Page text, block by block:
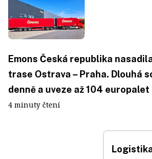
Emons Česká republika
trase Ostrava – Praha. Dlouhá
denně a uveze až 104 europalet
4 minuty čtení